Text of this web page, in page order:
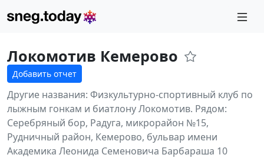
Локомотив Кемерово
Добавить отчет
Другие названия: Физкультурно-спортивный клуб по
лыжным гонкам и биатлону Локомотив. Рядом:
Серебряный бор, Радуга, микрорайон №15,
Рудничный район, Кемерово, бульвар имени
Академика Леонида Семеновича Барбараша 10